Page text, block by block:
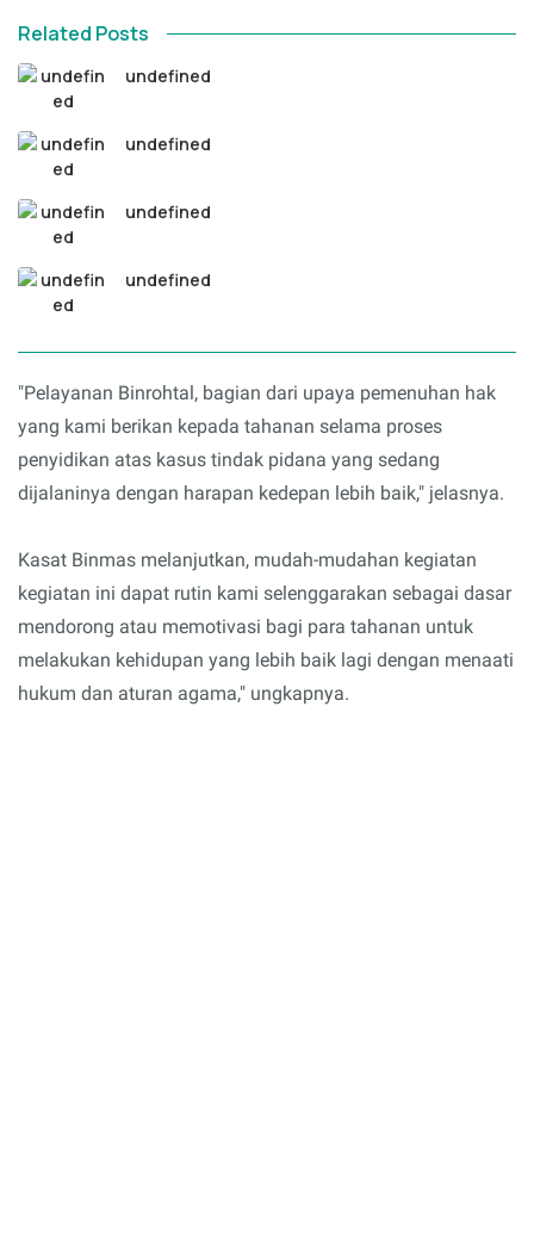
Related Posts
undefined
undefined
undefined
undefined
"Pelayanan Binrohtal, bagian dari upaya pemenuhan hak
yang kami berikan kepada tahanan selama proses
penyidikan atas kasus tindak pidana yang sedang
dijalaninya dengan harapan kedepan lebih baik," jelasnya.
Kasat Binmas melanjutkan, mudah-mudahan kegiatan
kegiatan ini dapat rutin kami selenggarakan sebagai dasar
mendorong atau memotivasi bagi para tahanan untuk
melakukan kehidupan yang lebih baik lagi dengan menaati
hukum dan aturan agama," ungkapnya.